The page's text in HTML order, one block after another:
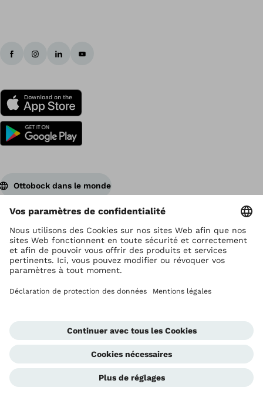
Ottobock dans le monde
Ottobock est titulaire du droit d’auteur
Paramètres de protection des données
Déclaration de confidentialité
Conditions d'utilisation
Global Website
Cellule d'alerte